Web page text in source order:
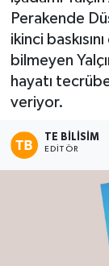
Perakende
ikinci
bilmeyen
hayatı
veriyor.
TE BILISIM
EDITÖR